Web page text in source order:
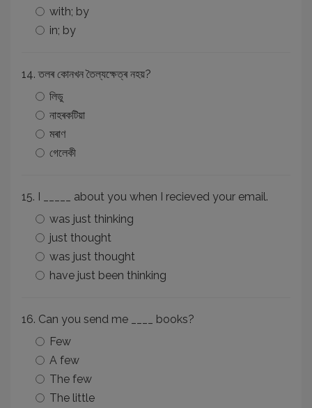
with; by
in; by
14. তলৰ কোনখন তৈল্যক্ষেত্ৰ নহয়?
লিডু
নাহৰকটিয়া
মৰাণ
গেলেকী
15. I _____ about you when I recieved your email.
was just thinking
just thought
was just thought
have just been thinking
16. Can you send me ____ books?
Few
A few
The few
The little